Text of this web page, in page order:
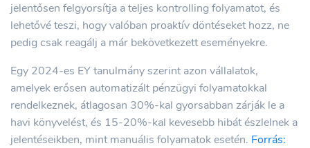
jelentősen felgyorsítja a teljes kontrolling folyamatot, és
lehetővé teszi, hogy valóban proaktív döntéseket hozz, ne
pedig csak reagálj a már bekövetkezett eseményekre.
Egy 2024-es EY tanulmány szerint azon vállalatok,
amelyek erősen automatizált pénzügyi folyamatokkal
rendelkeznek, átlagosan 30%-kal gyorsabban zárják le a
havi könyvelést, és 15-20%-kal kevesebb hibát észlelnek a
jelentéseikben, mint manuális folyamatok esetén. Forrás: